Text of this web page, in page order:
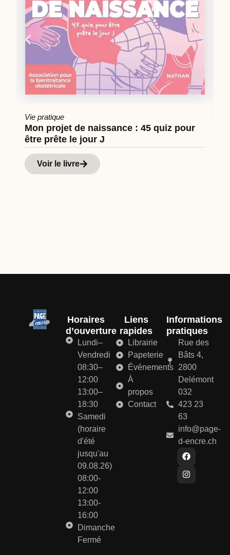
Vie pratique
Mon projet de naissance : 45 quiz pour
être prête le jour J
Voir le livre
Horaires
d’ouverture
Lundi–
Vendredi
08:30–
12:00
13:00–
18:30
Samedi
(horaire
d'été
jusqu'au
09.08.26)
08:00-
12:00
13:00-
16:00
Dimanche
Fermé
Liens
rapides
Librairie
Papeterie
Événements
À
propos
Contact
Informations
pratiques
Rue des
Bâts 4,
2800
Delémont
032
423 23
63
info@page-
d-encre.ch